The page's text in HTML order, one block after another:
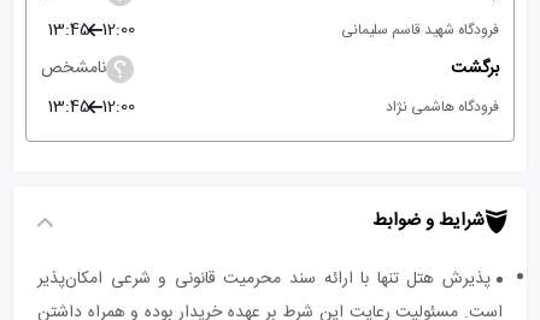
فرودگاه شهید قاسم سلیمانی 12:00
13:45
برگشت
نامشخص
فرودگاه هاشمی نژاد 12:00
13:45
شرایط و ضوابط
پذیرش هتل تنها با ارائه سند محرمیت قانونی و شرعی امکان‌پذیر
است. مسئولیت رعایت این شرط بر عهده خریدار بوده و همراه داشتن